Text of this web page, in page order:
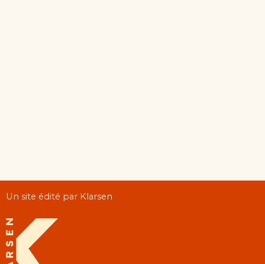
Un site édité par Klarsen